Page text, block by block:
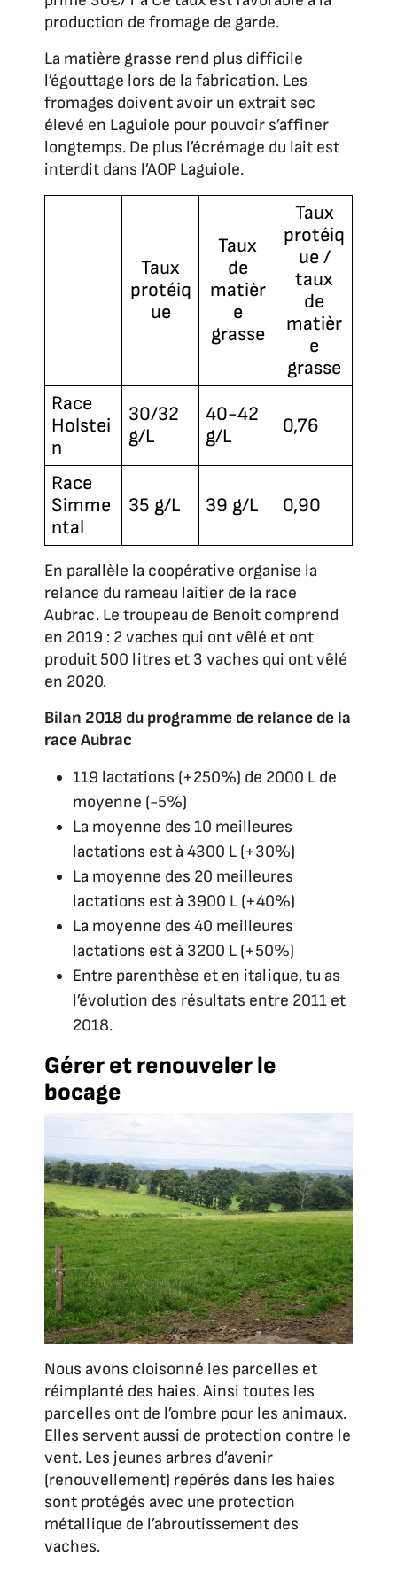
production de fromage de garde.
La matière grasse rend plus difficile
l’égouttage lors de la fabrication. Les
fromages doivent avoir un extrait sec
élevé en Laguiole pour pouvoir s’affiner
longtemps. De plus l’écrémage du lait est
interdit dans l’AOP Laguiole.
Taux
protéiq
ue
Taux
de
matièr
e
grasse
Taux
protéiq
ue /
taux
de
matièr
e
grasse
Race
Holstei
n
30/32
g/L
40-42
g/L
0,76
Race
Simme
ntal
35 g/L 39 g/L 0,90
En parallèle la coopérative organise la
relance du rameau laitier de la race
Aubrac. Le troupeau de Benoit comprend
en 2019 : 2 vaches qui ont vêlé et ont
produit 500 litres et 3 vaches qui ont vêlé
en 2020.
Bilan 2018 du programme de relance de la
race Aubrac
119 lactations (+250%) de 2000 L de
moyenne (-5%)
La moyenne des 10 meilleures
lactations est à 4300 L (+30%)
La moyenne des 20 meilleures
lactations est à 3900 L (+40%)
La moyenne des 40 meilleures
lactations est à 3200 L (+50%)
Entre parenthèse et en italique, tu as
l’évolution des résultats entre 2011 et
2018.
Gérer et renouveler le
bocage
Nous avons cloisonné les parcelles et
réimplanté des haies. Ainsi toutes les
parcelles ont de l’ombre pour les animaux.
Elles servent aussi de protection contre le
vent. Les jeunes arbres d’avenir
(renouvellement) repérés dans les haies
sont protégés avec une protection
métallique de l’abroutissement des
vaches.